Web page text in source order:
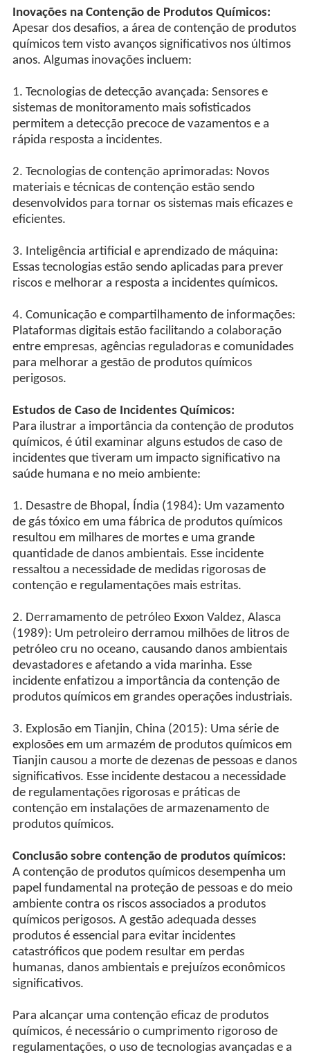
Inovações na Contenção de Produtos Químicos:
Apesar dos desafios, a área de contenção de produtos
químicos tem visto avanços significativos nos últimos
anos. Algumas inovações incluem:
1. Tecnologias de detecção avançada: Sensores e
sistemas de monitoramento mais sofisticados
permitem a detecção precoce de vazamentos e a
rápida resposta a incidentes.
2. Tecnologias de contenção aprimoradas: Novos
materiais e técnicas de contenção estão sendo
desenvolvidos para tornar os sistemas mais eficazes e
eficientes.
3. Inteligência artificial e aprendizado de máquina:
Essas tecnologias estão sendo aplicadas para prever
riscos e melhorar a resposta a incidentes químicos.
4. Comunicação e compartilhamento de informações:
Plataformas digitais estão facilitando a colaboração
entre empresas, agências reguladoras e comunidades
para melhorar a gestão de produtos químicos
perigosos.
Estudos de Caso de Incidentes Químicos:
Para ilustrar a importância da contenção de produtos
químicos, é útil examinar alguns estudos de caso de
incidentes que tiveram um impacto significativo na
saúde humana e no meio ambiente:
1. Desastre de Bhopal, Índia (1984): Um vazamento
de gás tóxico em uma fábrica de produtos químicos
resultou em milhares de mortes e uma grande
quantidade de danos ambientais. Esse incidente
ressaltou a necessidade de medidas rigorosas de
contenção e regulamentações mais estritas.
2. Derramamento de petróleo Exxon Valdez, Alasca
(1989): Um petroleiro derramou milhões de litros de
petróleo cru no oceano, causando danos ambientais
devastadores e afetando a vida marinha. Esse
incidente enfatizou a importância da contenção de
produtos químicos em grandes operações industriais.
3. Explosão em Tianjin, China (2015): Uma série de
explosões em um armazém de produtos químicos em
Tianjin causou a morte de dezenas de pessoas e danos
significativos. Esse incidente destacou a necessidade
de regulamentações rigorosas e práticas de
contenção em instalações de armazenamento de
produtos químicos.
Conclusão sobre contenção de produtos químicos:
A contenção de produtos químicos desempenha um
papel fundamental na proteção de pessoas e do meio
ambiente contra os riscos associados a produtos
químicos perigosos. A gestão adequada desses
produtos é essencial para evitar incidentes
catastróficos que podem resultar em perdas
humanas, danos ambientais e prejuízos econômicos
significativos.
Para alcançar uma contenção eficaz de produtos
químicos, é necessário o cumprimento rigoroso de
regulamentações, o uso de tecnologias avançadas e a